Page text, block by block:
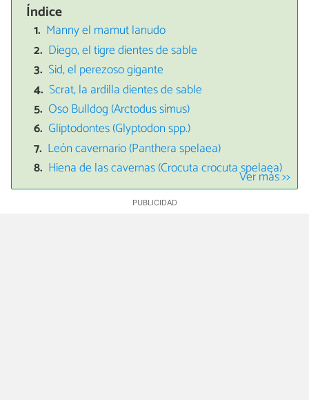
Índice
Manny el mamut lanudo
Diego, el tigre dientes de sable
Sid, el perezoso gigante
Scrat, la ardilla dientes de sable
Oso Bulldog (Arctodus simus)
Gliptodontes (Glyptodon spp.)
León cavernario (Panthera spelaea)
Hiena de las cavernas (Crocuta crocuta spelaea)
Ver más >>